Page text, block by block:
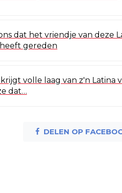
dat het vriendje van deze
gereden
krijgt volle laag van z'n Latina
dat…
DELEN OP